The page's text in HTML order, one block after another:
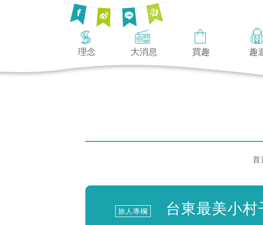
理念 大消息 買趣 趣
首
旅人專欄 台東最美小村